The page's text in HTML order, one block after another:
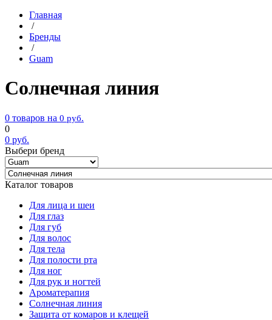
Главная
/
Бренды
/
Guam
Солнечная линия
0 товаров на 0 руб.
0
0 руб.
Выбери бренд
Каталог товаров
Для лица и шеи
Для глаз
Для губ
Для волос
Для тела
Для полости рта
Для ног
Для рук и ногтей
Ароматерапия
Солнечная линия
Защита от комаров и клещей